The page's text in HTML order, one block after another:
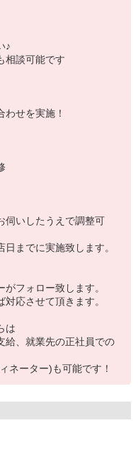
♪
相談可能です
せを実施！
伺いしたうえで調整可
までに実施致します。
フォロー致します。
応させて頂きます。
は
給、就業先の正社員での
ネーター)も可能です！